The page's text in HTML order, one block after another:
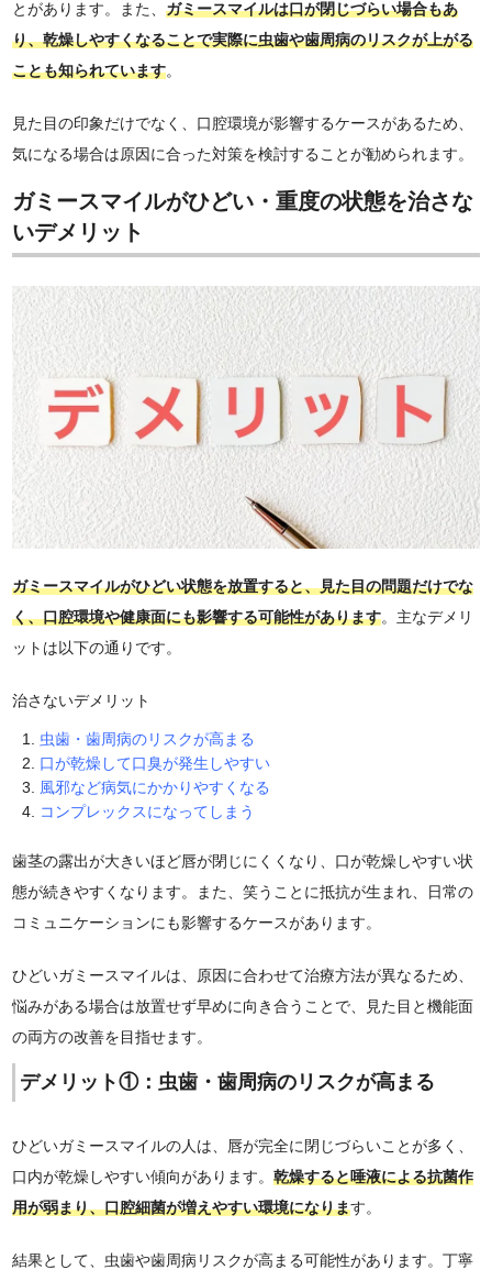
とがあります。また、ガミースマイルは口が閉じづらい場合もあ
り、乾燥しやすくなることで実際に虫歯や歯周病のリスクが上がる
ことも知られています。
見た目の印象だけでなく、口腔環境が影響するケースがあるため、
気になる場合は原因に合った対策を検討することが勧められます。
ガミースマイルがひどい・重度の状態を治さな
いデメリット
ガミースマイルがひどい状態を放置すると、見た目の問題だけでな
く、口腔環境や健康面にも影響する可能性があります。主なデメリ
ットは以下の通りです。
治さないデメリット
虫歯・歯周病のリスクが高まる
口が乾燥して口臭が発生しやすい
風邪など病気にかかりやすくなる
コンプレックスになってしまう
歯茎の露出が大きいほど唇が閉じにくくなり、口が乾燥しやすい状
態が続きやすくなります。また、笑うことに抵抗が生まれ、日常の
コミュニケーションにも影響するケースがあります。
ひどいガミースマイルは、原因に合わせて治療方法が異なるため、
悩みがある場合は放置せず早めに向き合うことで、見た目と機能面
の両方の改善を目指せます。
デメリット①：虫歯・歯周病のリスクが高まる
ひどいガミースマイルの人は、唇が完全に閉じづらいことが多く、
口内が乾燥しやすい傾向があります。乾燥すると唾液による抗菌作
用が弱まり、口腔細菌が増えやすい環境になります。
結果として、虫歯や歯周病リスクが高まる可能性があります。丁寧